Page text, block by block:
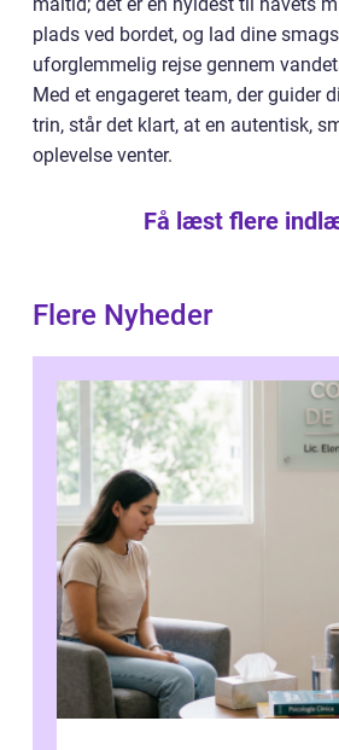
måltid; det er en hyldest til havets
plads ved bordet, og lad dine
uforglemmelig rejse gennem
Med et engageret team, der guider
trin, står det klart, at en autentisk,
oplevelse venter.
Få læst flere
Flere Nyheder